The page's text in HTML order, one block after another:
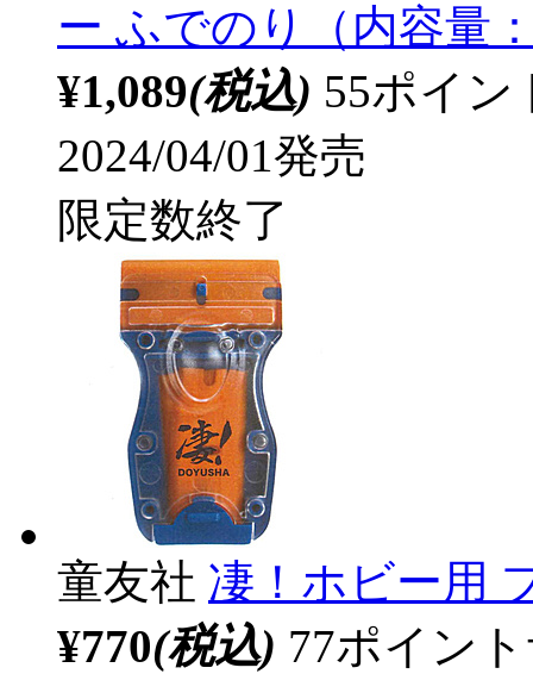
ー ふでのり（内容量
¥1,089(税込) 55ポイ
2024/04/01発売
限定数終了
童友社 凄！ホビー用
¥770(税込) 77ポイン